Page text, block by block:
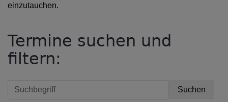
einzutauchen.
Termine suchen und
filtern: